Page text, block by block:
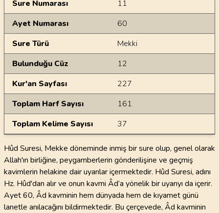
Sure Numarası
11
Ayet Numarası
60
Sure Türü
Mekki
Bulunduğu Cüz
12
Kur'an Sayfası
227
Toplam Harf Sayısı
161
Toplam Kelime Sayısı
37
Hûd Suresi, Mekke döneminde inmiş bir sure olup, genel olarak
Allah'ın birliğine, peygamberlerin gönderilişine ve geçmiş
kavimlerin helakine dair uyarılar içermektedir. Hûd Suresi, adını
Hz. Hûd'dan alır ve onun kavmi Âd’a yönelik bir uyarıyı da içerir.
Ayet 60, Âd kavminin hem dünyada hem de kıyamet günü
lanetle anılacağını bildirmektedir. Bu çerçevede, Âd kavminin